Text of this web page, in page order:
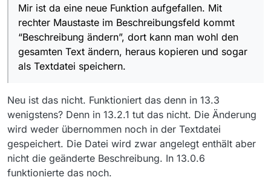
Mir ist da eine neue Funktion aufgefallen. Mit
rechter Maustaste im Beschreibungsfeld kommt
“Beschreibung ändern”, dort kann man wohl den
gesamten Text ändern, heraus kopieren und sogar
als Textdatei speichern.
Neu ist das nicht. Funktioniert das denn in 13.3
wenigstens? Denn in 13.2.1 tut das nicht. Die Änderung
wird weder übernommen noch in der Textdatei
gespeichert. Die Datei wird zwar angelegt enthält aber
nicht die geänderte Beschreibung. In 13.0.6
funktionierte das noch.